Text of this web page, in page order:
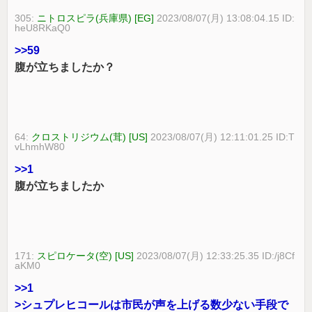
305: ニトロスピラ(兵庫県) [EG] 2023/08/07(月) 13:08:04.15 ID:
heU8RKaQ0
>>59
腹が立ちましたか？
64: クロストリジウム(茸) [US] 2023/08/07(月) 12:11:01.25 ID:T
vLhmhW80
>>1
腹が立ちましたか
171: スピロケータ(空) [US] 2023/08/07(月) 12:33:25.35 ID:/j8Cf
aKM0
>>1
>シュプレヒコールは市民が声を上げる数少ない手段で